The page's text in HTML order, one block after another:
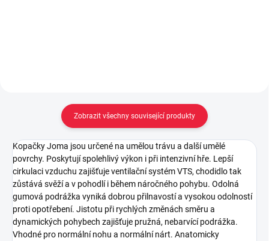
Zobrazit všechny související produkty
Kopačky Joma jsou určené na umělou trávu a další umělé
povrchy. Poskytují spolehlivý výkon i při intenzivní hře. Lepší
cirkulaci vzduchu zajišťuje ventilační systém VTS, chodidlo tak
zůstává svěží a v pohodlí i během náročného pohybu. Odolná
gumová podrážka vyniká dobrou přilnavostí a vysokou odolností
proti opotřebení. Jistotu při rychlých změnách směru a
dynamických pohybech zajišťuje pružná, nebarvící podrážka.
Vhodné pro normální nohu a normální nárt. Anatomicky